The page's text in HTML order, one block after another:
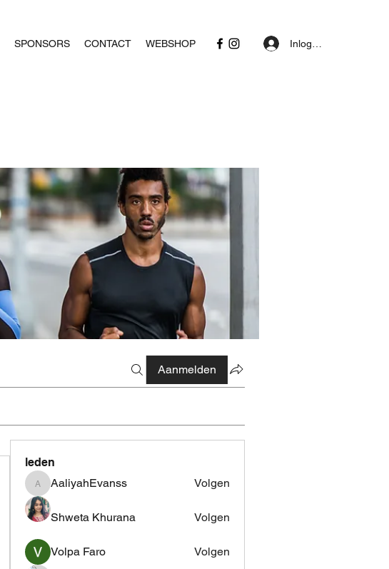
SPONSORS CONTACT WEBSHOP Inloggen
Aanmelden
leden
AaliyahEvanss
AaliyahEvanss Volgen
Shweta Khurana Volgen
Volpa Faro Volgen